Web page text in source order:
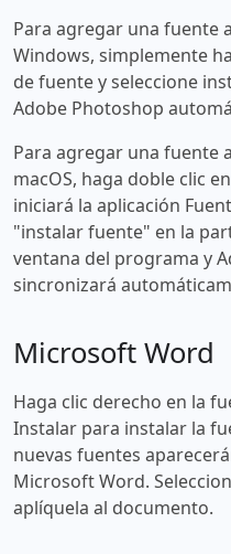
Para agregar una fuente
Windows, simplemente
de fuente y seleccione
Adobe Photoshop
Para agregar una fuente
macOS, haga doble clic
iniciará la aplicación
"instalar fuente" en la
ventana del programa y
sincronizará
Microsoft Word
Haga clic derecho en la
Instalar para instalar la
nuevas fuentes
Microsoft Word.
aplíquela al documento.